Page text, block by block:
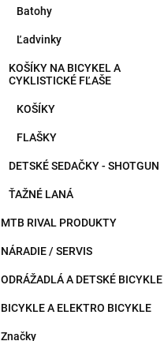
Batohy
Ľadvinky
KOŠÍKY NA BICYKEL A
CYKLISTICKÉ FĽAŠE
KOŠÍKY
FLAŠKY
DETSKÉ SEDAČKY - SHOTGUN
ŤAŽNÉ LANÁ
MTB RIVAL PRODUKTY
NÁRADIE / SERVIS
ODRÁŽADLÁ A DETSKÉ BICYKLE
BICYKLE A ELEKTRO BICYKLE
Značky